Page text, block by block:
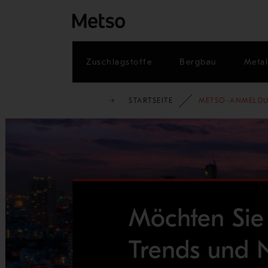
Zuschlagstoffe Bergbau
STARTSEITE METSO-
Möchten
Trends und